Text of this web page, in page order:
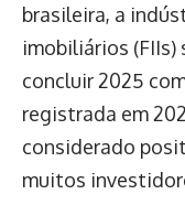
brasileira, a
imobiliários (FIIs)
concluir 2025
registrada em
considerado
muitos